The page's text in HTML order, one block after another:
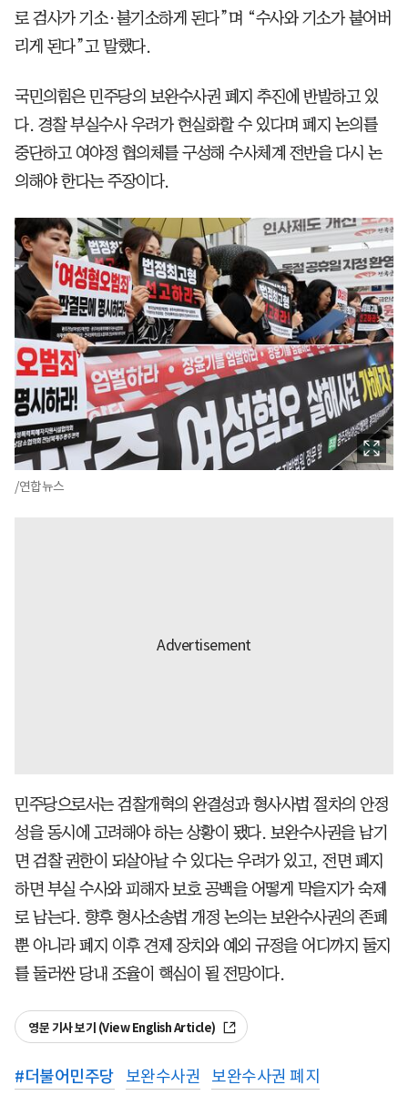
로 검사가 기소·불기소하게 된다”며 “수사와 기소가 붙어버
리게 된다”고 말했다.
국민의힘은 민주당의 보완수사권 폐지 추진에 반발하고 있
다. 경찰 부실수사 우려가 현실화할 수 있다며 폐지 논의를
중단하고 여야정 협의체를 구성해 수사체계 전반을 다시 논
의해야 한다는 주장이다.
/연합뉴스
민주당으로서는 검찰개혁의 완결성과 형사사법 절차의 안정
성을 동시에 고려해야 하는 상황이 됐다. 보완수사권을 남기
면 검찰 권한이 되살아날 수 있다는 우려가 있고, 전면 폐지
하면 부실 수사와 피해자 보호 공백을 어떻게 막을지가 숙제
로 남는다. 향후 형사소송법 개정 논의는 보완수사권의 존폐
뿐 아니라 폐지 이후 견제 장치와 예외 규정을 어디까지 둘지
를 둘러싼 당내 조율이 핵심이 될 전망이다.
영문 기사 보기 (View English Article)
#더불어민주당 보완수사권 보완수사권 폐지